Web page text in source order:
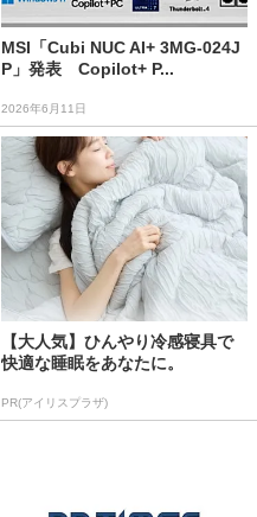
MSI「Cubi NUC AI+ 3MG-024J
P」発表 Copilot+ P...
2026年6月11日
【大人気】ひんやり冷感寝具で
快適な睡眠をあなたに。
PR(アイリスプラザ)